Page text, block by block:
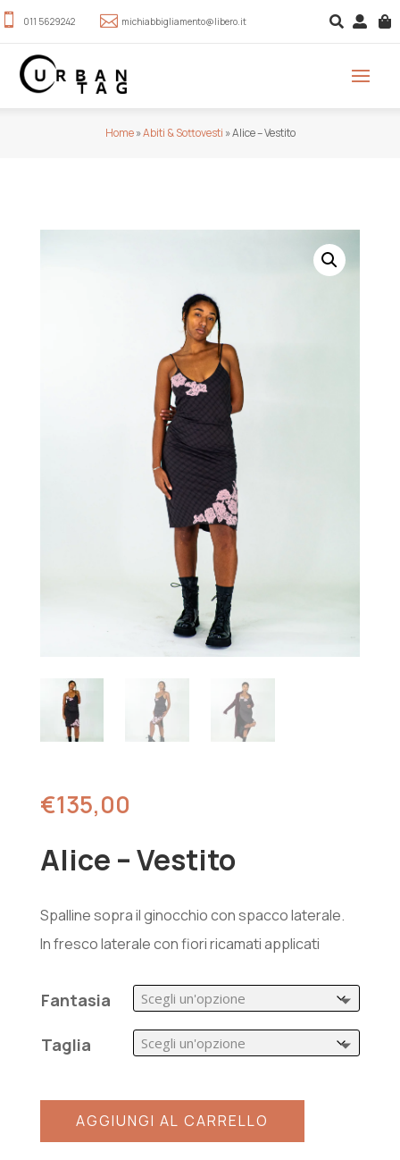
 011 5629242  michiabbigliamento@libero.it   
Home»Abiti & Sottovesti »Alice – Vestito
€135,00
Alice – Vestito
Spalline sopra il ginocchio con spacco laterale.
In fresco laterale con fiori ricamati applicati
Fantasia
Taglia
AGGIUNGI AL CARRELLO